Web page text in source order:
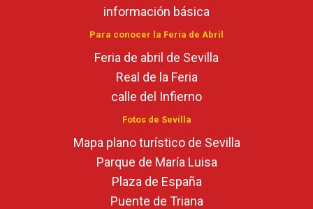
información básica
Para conocer la Feria de Abril
Feria de abril de Sevilla
Real de la Feria
calle del Infierno
Fotos de Sevilla
Mapa plano turístico de Sevilla
Parque de María Luisa
Plaza de España
Puente de Triana